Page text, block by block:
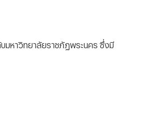
มหาวิทยาลัยราชภัฏพระนคร ซึ่งมี